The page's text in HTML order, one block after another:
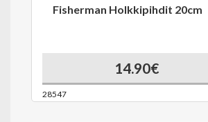
Fisherman Holkkipihdit 20cm
14.90€
28547